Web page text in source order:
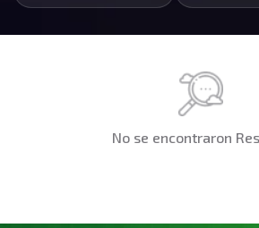
No se encontraron